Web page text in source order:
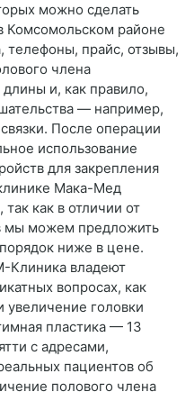
можно сделать
Комсомольском районе
телефоны, прайс, отзывы,
члена
и, как правило,
— например,
После операции
использование
для закрепления
Мака-Мед
как в отличии от
мы можем предложить
ниже в цене.
Клиника владеют
вопросах, как
увеличение головки
пластика — 13
с адресами,
пациентов об
полового члена